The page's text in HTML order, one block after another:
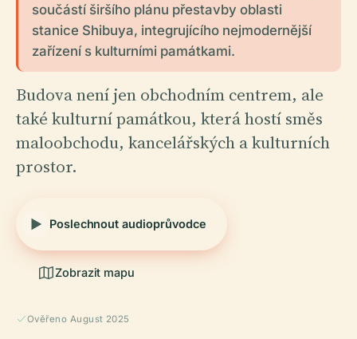
součástí širšího plánu přestavby oblasti
stanice Shibuya, integrujícího nejmodernější
zařízení s kulturními památkami.
Budova není jen obchodním centrem, ale
také kulturní památkou, která hostí směs
maloobchodu, kancelářských a kulturních
prostor.
Poslechnout audioprůvodce
Zobrazit mapu
Ověřeno August 2025